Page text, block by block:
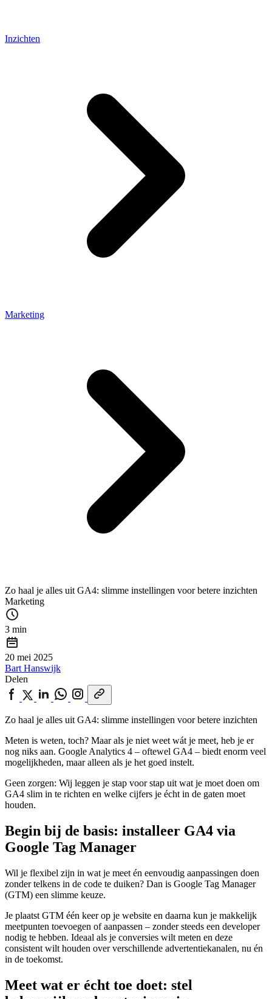
Inzichten
Marketing
Zo haal je alles uit GA4: slimme instellingen voor betere inzichten
Marketing
3 min
20 mei 2025
Bart Hanswijk
Delen
Zo haal je alles uit GA4: slimme instellingen voor betere inzichten
Meten is weten, toch? Maar als je niet weet wát je meet, heb je er
nog niks aan. Google Analytics 4 – oftewel GA4 – biedt enorm veel
mogelijkheden, maar alleen als je het goed instelt.
Geen zorgen: Wij leggen je stap voor stap uit wat je moet doen om
GA4 slim in te richten en welke cijfers je écht in de gaten moet
houden.
Begin bij de basis: installeer GA4 via
Google Tag Manager
Wil je flexibel zijn in wat je meet én eenvoudig aanpassingen doen
zonder telkens in de code te duiken? Dan is Google Tag Manager
(GTM) een slimme keuze.
Je plaatst GTM één keer op je website en daarna kun je makkelijk
meetpunten toevoegen of aanpassen – zonder steeds een developer
nodig te hebben. Ideaal als je conversies wilt meten en deze
consistent wilt houden over verschillende advertentiekanalen, nu én
in de toekomst.
Meet wat er écht toe doet: stel